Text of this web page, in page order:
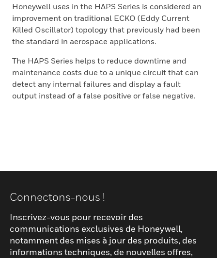
Honeywell uses in the HAPS Series is considered an
improvement on traditional ECKO (Eddy Current
Killed Oscillator) topology that previously had been
the standard in aerospace applications.
The HAPS Series helps to reduce downtime and
maintenance costs due to a unique circuit that can
detect any internal failures and display a fault
output instead of a false positive or false negative.
Connectons-nous !
Inscrivez-vous pour recevoir des
communications exclusives de Honeywell,
notamment des mises à jour des produits, des
informations techniques, de nouvelles offres,